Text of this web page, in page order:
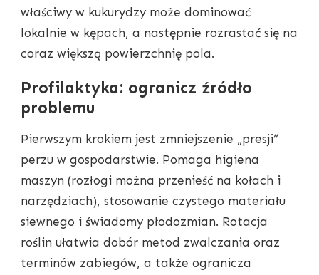
właściwy w kukurydzy może dominować
lokalnie w kępach, a następnie rozrastać się na
coraz większą powierzchnię pola.
Profilaktyka: ogranicz źródło
problemu
Pierwszym krokiem jest zmniejszenie „presji”
perzu w gospodarstwie. Pomaga higiena
maszyn (rozłogi można przenieść na kołach i
narzędziach), stosowanie czystego materiału
siewnego i świadomy płodozmian. Rotacja
roślin ułatwia dobór metod zwalczania oraz
terminów zabiegów, a także ogranicza